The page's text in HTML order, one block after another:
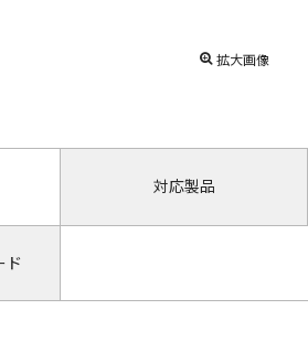
拡大画像
対応製品
ド